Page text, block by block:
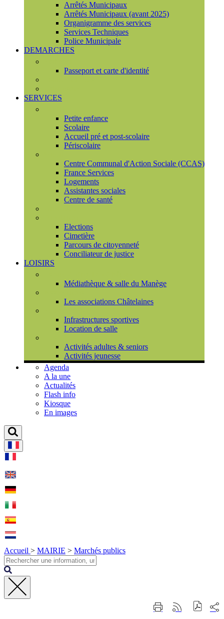
Arrêtés Municipaux
Arrêtés Municipaux (avant 2025)
Organigramme des services
Services Techniques
Police Municipale
DEMARCHES
Passeport et carte d'identité
SERVICES
Petite enfance
Scolaire
Accueil pré et post-scolaire
Périscolaire
Centre Communal d'Action Sociale (CCAS)
France Services
Logements
Assistantes sociales
Centre de santé
Elections
Cimetière
Parcours de citoyenneté
Conciliateur de justice
LOISIRS
Médiathèque & salle du Manège
Les associations Châtelaines
Infrastructures sportives
Location de salle
Activités adultes & seniors
Activités jeunesse
Agenda
A la une
Actualités
Flash info
Kiosque
En images
Accueil > MAIRIE > Marchés publics
Fermer
ImprimerGénérer
sur